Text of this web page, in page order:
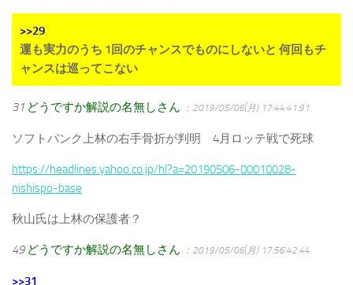
>>29
運も実力のうち 1回のチャンスでものにしないと 何回もチ
ャンスは巡ってこない
31 どうですか解説の名無しさん ：2019/05/06(月) 17:44:41.91
ソフトバンク上林の右手骨折が判明 4月ロッテ戦で死球
https://headlines.yahoo.co.jp/hl?a=20190506-00010028-
nishispo-base
秋山氏は上林の保護者？
49 どうですか解説の名無しさん ：2019/05/06(月) 17:56:42.44
>>31